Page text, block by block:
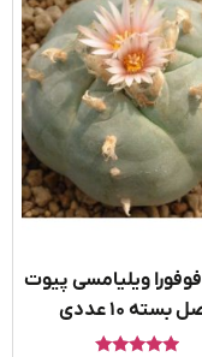
ویلیامسی پیوت
10 عددی